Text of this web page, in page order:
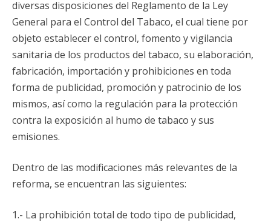
diversas disposiciones del Reglamento de la Ley
General para el Control del Tabaco, el cual tiene por
objeto establecer el control, fomento y vigilancia
sanitaria de los productos del tabaco, su elaboración,
fabricación, importación y prohibiciones en toda
forma de publicidad, promoción y patrocinio de los
mismos, así como la regulación para la protección
contra la exposición al humo de tabaco y sus
emisiones.
Dentro de las modificaciones más relevantes de la
reforma, se encuentran las siguientes:
1.- La prohibición total de todo tipo de publicidad,